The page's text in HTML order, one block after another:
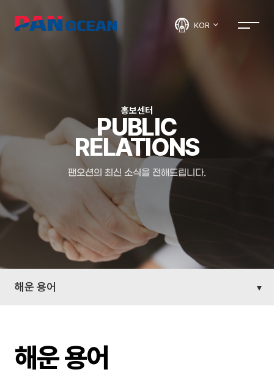
KOR
홍보센터
PUBLIC
RELATIONS
팬오션의 최신 소식을 전해드립니다.
해운 용어
해운 용어